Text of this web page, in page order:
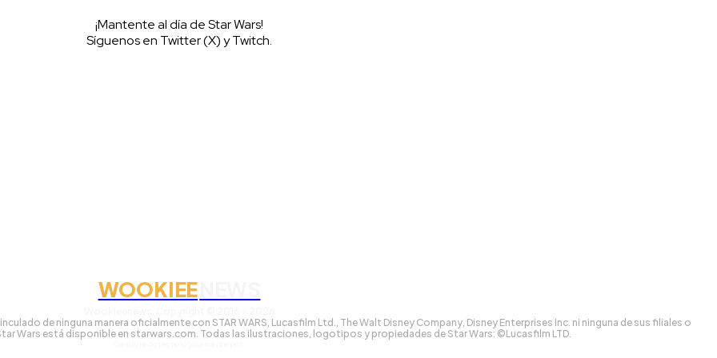
¡Mantente al día de Star Wars!
Síguenos en Twitter (X) y Twitch.
WOOKIEE
de ninguna manera oficialmente con STAR WARS, Lucasfilm Ltd., The Walt Disney Company, Disney Enterprises Inc. ni ninguna de sus filiales o
Wars está disponible en starwars.com. Todas las ilustraciones, logotipos y propiedades de Star Wars: ©Lucasfilm LTD.